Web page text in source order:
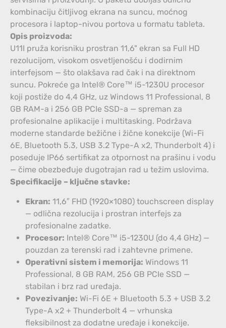
kombinaciju čitljivog ekrana na suncu, moćnog
procesora i laptop-nivou portova u formatu tableta.
Opis proizvoda:
U11I pruža korisniku prostran 11,6" ekran sa Full HD
rezolucijom, visokom osvetljenošću i dodirnim
interfejsom — što olakšava rad čak i na direktnom
suncu. Pokreće ga Intel® Core™ i5-1230U procesor
koji postiže do 4,4 GHz, uz Windows 11 Professional, 8
GB RAM-a i 256 GB PCIe SSD-a — spreman za
profesionalne aplikacije i multitasking. Podržava
moderne standarde bežične i žične konekcije (Wi-Fi
6E, Bluetooth 5.3, USB 3.2 Type-A x2, Thunderbolt 4) i
poseduje IP66 sertifikat za otpornost na prašinu i vodu
— čime obezbeđuje dugotrajan rad u težim uslovima.
Specifikacije – ključne stavke:
Ekran: 11,6″ FHD (1920×1080) touchscreen display
— odlična rezolucija i prostran interfejs za
profesionalne zadatke.
Procesor: Intel® Core™ i5-1230U (do 4,4 GHz) —
pouzdan za terenski rad i zahtevne primene.
Operativni sistem i memorija: Windows 11
Professional, 8 GB RAM, 256 GB PCIe SSD —
stabilan i brz rad uređaja.
Povezivanje: Wi-Fi 6E + Bluetooth 5.3 + USB 3.2
Type-A x2 + Thunderbolt 4 — vrhunska
fleksibilnost za dodatne uređaje i konekcije.